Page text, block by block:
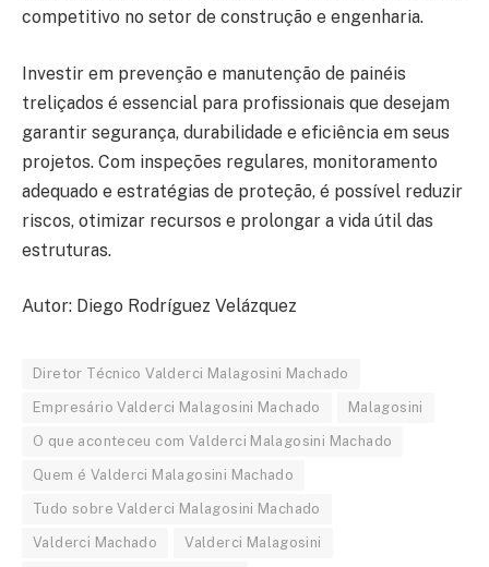
competitivo no setor de construção e engenharia.
Investir em prevenção e manutenção de painéis
treliçados é essencial para profissionais que desejam
garantir segurança, durabilidade e eficiência em seus
projetos. Com inspeções regulares, monitoramento
adequado e estratégias de proteção, é possível reduzir
riscos, otimizar recursos e prolongar a vida útil das
estruturas.
Autor: Diego Rodríguez Velázquez
Diretor Técnico Valderci Malagosini Machado
Empresário Valderci Malagosini Machado Malagosini
O que aconteceu com Valderci Malagosini Machado
Quem é Valderci Malagosini Machado
Tudo sobre Valderci Malagosini Machado
Valderci Machado Valderci Malagosini